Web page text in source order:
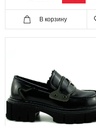
В корзину